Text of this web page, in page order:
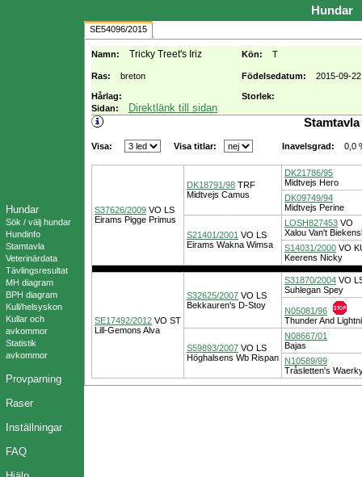
Hundar
Sök / välj hundar
Hundinfo
Stamtavla
Veterinärdata
Tävlingsresultat
MH diagram
BPH diagram
Kull/helsyskon
Kullar och
avkommor
Statistik
avkommor
Provparning
Raser
Inställningar
FAQ
Hundar
SE54096/2015
Namn: Tricky Treet's Iriz Kön: T
Ras: breton Födelsedatum: 2015-09-22
Hårlag:
Storlek:
Sidan:
Direktlänk till sidan
Stamtavla
Visa: Visa titlar: Inavelsgrad: 0,0
S37626/2009 VO LS
Eirams Pigge Primus
DK18791/98 TRF
Midtvejs Camus
DK21786/95
Midtvejs Hero
DK09749/94
Midtvejs Perine
S21401/2001 VO LS
Eirams Wakna Wimsa
LOSH827453 VO
Xalou Van't
S14031/2000 VO
Keerens Nicky
SE17492/2012 VO ST
Lill-Gemons Alva
S32625/2007 VO LS
Bekkauren's D-Stoy
S31870/2004 VO
Suhlegan Spey
N05081/96
Thunder And
S59893/2007 VO LS
Höghalsens Wb Rispan
N08667/01
Bajas
N10589/99
Tråsletten's